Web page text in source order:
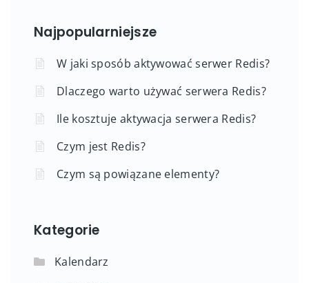
Najpopularniejsze
W jaki sposób aktywować serwer Redis?
Dlaczego warto używać serwera Redis?
Ile kosztuje aktywacja serwera Redis?
Czym jest Redis?
Czym są powiązane elementy?
Kategorie
Kalendarz